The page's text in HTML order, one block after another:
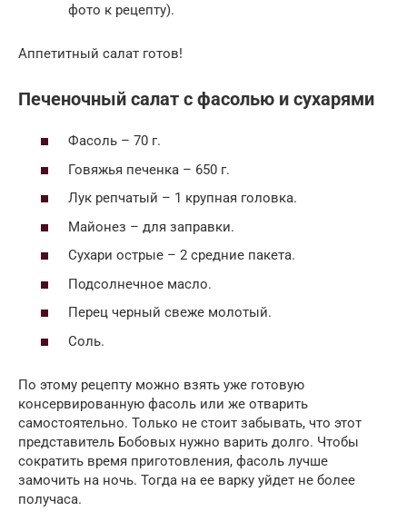
фото к рецепту).
Аппетитный салат готов!
Печеночный салат с фасолью и сухарями
Фасоль – 70 г.
Говяжья печенка – 650 г.
Лук репчатый – 1 крупная головка.
Майонез – для заправки.
Сухари острые – 2 средние пакета.
Подсолнечное масло.
Перец черный свеже молотый.
Соль.
По этому рецепту можно взять уже готовую
консервированную фасоль или же отварить
самостоятельно. Только не стоит забывать, что этот
представитель Бобовых нужно варить долго. Чтобы
сократить время приготовления, фасоль лучше
замочить на ночь. Тогда на ее варку уйдет не более
получаса.